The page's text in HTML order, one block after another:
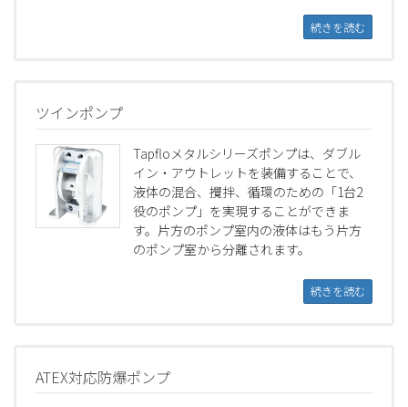
続きを読む
ツインポンプ
Tapfloメタルシリーズポンプは、ダブル
イン・アウトレットを装備することで、
液体の混合、攪拌、循環のための「1台2
役のポンプ」を実現することができま
す。片方のポンプ室内の液体はもう片方
のポンプ室から分離されます。
続きを読む
ATEX対応防爆ポンプ